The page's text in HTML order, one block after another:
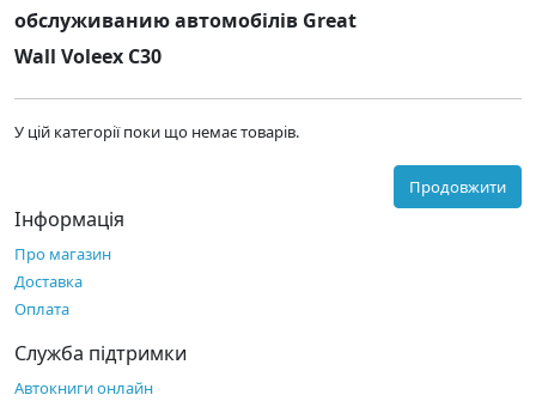
обслуживанию автомобілів Great
Wall Voleex C30
У цій категорії поки що немає товарів.
Продовжити
Інформація
Про магазин
Доставка
Оплата
Служба підтримки
Автокниги онлайн